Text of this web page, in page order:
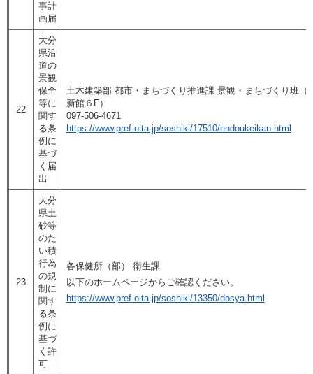
事計
画届
22
大分
県沿
道の
景観
保全
等に
関す
る条
例に
基づ
く届
出
土木建築部 都市・まちづくり推進課 景観・まちづくり班（
新館６F）​
097-506-4671
https://www.pref.oita.jp/soshiki/17510/endoukeikan.html
23
大分
県土
砂等
のた
い積
行為
の規
制に
関す
る条
例に
基づ
く許
可
各保健所（部） 衛生課
以下のホームページからご確認ください。
https://www.pref.oita.jp/soshiki/13350/dosya.html